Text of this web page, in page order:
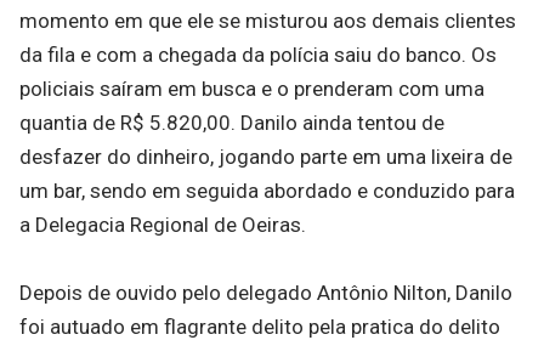
momento em que ele se misturou aos demais clientes
da fila e com a chegada da polícia saiu do banco. Os
policiais saíram em busca e o prenderam com uma
quantia de R$ 5.820,00. Danilo ainda tentou de
desfazer do dinheiro, jogando parte em uma lixeira de
um bar, sendo em seguida abordado e conduzido para
a Delegacia Regional de Oeiras.
Depois de ouvido pelo delegado Antônio Nilton, Danilo
foi autuado em flagrante delito pela pratica do delito